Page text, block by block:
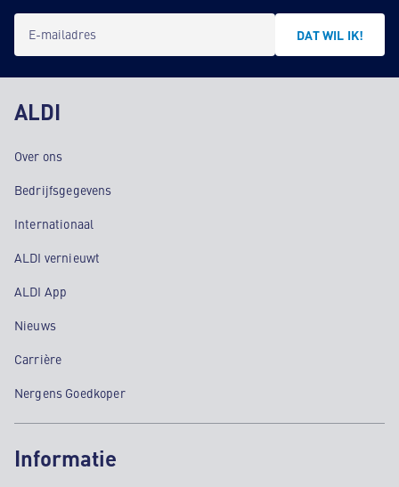
E-mailadres DAT WIL IK!
ALDI
Over ons
Bedrijfsgegevens
Internationaal
ALDI vernieuwt
ALDI App
Nieuws
Carrière
Nergens Goedkoper
Informatie